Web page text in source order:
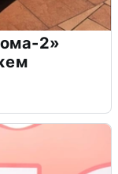
2»